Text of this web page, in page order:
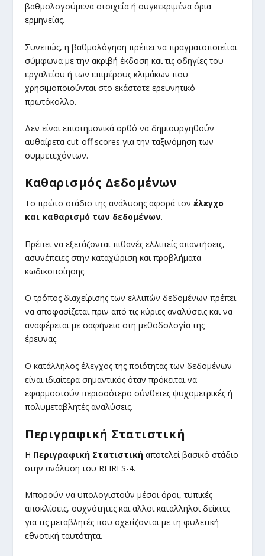
βαθμολογούμενα στοιχεία ή συγκεκριμένα όρια
ερμηνείας.
Συνεπώς, η βαθμολόγηση πρέπει να πραγματοποιείται
σύμφωνα με την ακριβή έκδοση και τις οδηγίες του
εργαλείου ή των επιμέρους κλιμάκων που
χρησιμοποιούνται στο εκάστοτε ερευνητικό
πρωτόκολλο.
Δεν είναι επιστημονικά ορθό να δημιουργηθούν
αυθαίρετα cut-off scores για την ταξινόμηση των
συμμετεχόντων.
Καθαρισμός Δεδομένων
Το πρώτο στάδιο της ανάλυσης αφορά τονέλεγχο
και καθαρισμό των δεδομένων.
Πρέπει να εξετάζονται πιθανές ελλιπείς απαντήσεις,
ασυνέπειες στην καταχώριση και προβλήματα
κωδικοποίησης.
Ο τρόπος διαχείρισης των ελλιπών δεδομένων πρέπει
να αποφασίζεται πριν από τις κύριες αναλύσεις και να
αναφέρεται με σαφήνεια στη μεθοδολογία της
έρευνας.
Ο κατάλληλος έλεγχος της ποιότητας των δεδομένων
είναι ιδιαίτερα σημαντικός όταν πρόκειται να
εφαρμοστούν περισσότερο σύνθετες ψυχομετρικές ή
πολυμεταβλητές αναλύσεις.
Περιγραφική Στατιστική
Η Περιγραφική Στατιστική αποτελεί βασικό στάδιο
στην ανάλυση του REIRES-4.
Μπορούν να υπολογιστούν μέσοι όροι, τυπικές
αποκλίσεις, συχνότητες και άλλοι κατάλληλοι δείκτες
για τις μεταβλητές που σχετίζονται με τη φυλετική-
εθνοτική ταυτότητα.